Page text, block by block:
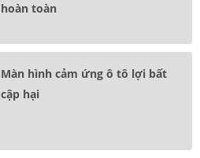
hoàn toàn
Màn hình cảm ứng ô tô lợi bất
cập hại